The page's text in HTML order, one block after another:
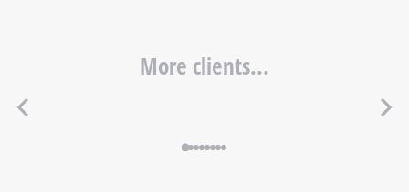
More clients...